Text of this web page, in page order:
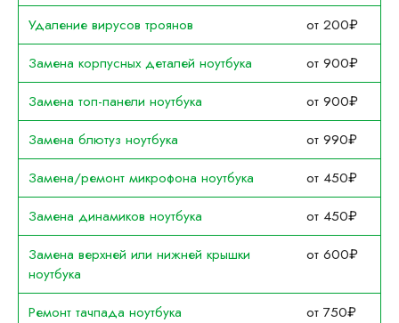
Удаление вирусов троянов
от 200₽
Замена корпусных деталей ноутбука
от 900₽
Замена топ-панели ноутбука
от 900₽
Замена блютуз ноутбука
от 990₽
Замена/ремонт микрофона ноутбука
от 450₽
Замена динамиков ноутбука
от 450₽
Замена верхней или нижней крышки
ноутбука
от 600₽
Ремонт тачпада ноутбука
от 750₽